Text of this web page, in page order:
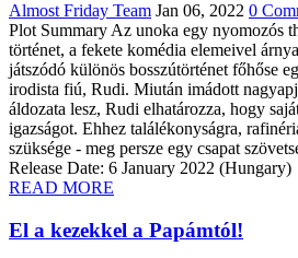
Almost Friday Team Jan 06, 2022 0
Plot Summary Az unoka egy nyomozós
történet, a fekete komédia elemeivel
játszódó különös bosszútörténet főhőse
irodista fiú, Rudi. Miután imádott
áldozata lesz, Rudi elhatározza, hogy
igazságot. Ehhez találékonyságra,
szüksége - meg persze egy csapat
Release Date: 6 January 2022 (Hungary)
READ MORE
El a kezekkel a Papámtól!